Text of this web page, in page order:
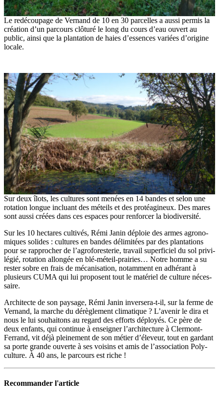
Le redé­cou­page de Vernand de 10 en 30 parcelles a aussi permis la
créa­tion d’un parcours clôturé le long du cours d’eau ouvert au
public, ainsi que la plan­ta­tion de haies d’essences variées d’origine
locale.
Sur deux îlots, les cultures sont menées en 14 bandes et selon une
rota­tion longue incluant des méteils et des protéa­gi­neux. Des mares
sont aussi créées dans ces espaces pour renforcer la biodi­ver­sité.
Sur les 10 hectares cultivés, Rémi Janin déploie des armes agro­no­
miques solides : cultures en bandes déli­mi­tées par des plan­ta­tions
pour se rappro­cher de l’agroforesterie, travail super­fi­ciel du sol privi­
légié, rota­tion allongée en blé-méteil-prai­ries… Notre homme a su
rester sobre en frais de méca­ni­sa­tion, notam­ment en adhé­rant à
plusieurs CUMA qui lui proposent tout le maté­riel de culture néces­
saire.
Archi­tecte de son paysage, Rémi Janin inver­sera-t-il, sur la ferme de
Vernand, la marche du dérè­gle­ment clima­tique ? L’avenir le dira et
nous le lui souhai­tons au regard des efforts déployés. Ce père de
deux enfants, qui continue à ensei­gner l’architecture à Cler­mont-
Ferrand, vit déjà plei­ne­ment de son métier d’éleveur, tout en gardant
sa porte grande ouverte à ses voisins et amis de l’association Poly­
cul­ture. À 40 ans, le parcours est riche !
Recommander l'article